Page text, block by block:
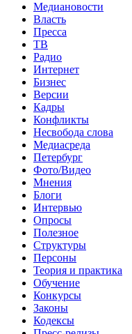
Медиановости
Власть
Пресса
ТВ
Радио
Интернет
Бизнес
Версии
Кадры
Конфликты
Несвобода слова
Медиасреда
Петербург
Фото/Видео
Мнения
Блоги
Интервью
Опросы
Полезное
Структуры
Персоны
Теория и практика
Обучение
Конкурсы
Законы
Кодексы